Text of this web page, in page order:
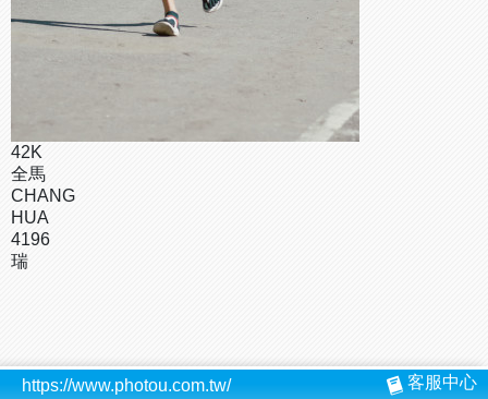
42K
全馬
CHANG
HUA
4196
瑞
https://www.photou.com.tw/ 客服中心